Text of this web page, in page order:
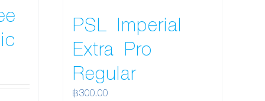
PSL Imperial
Extra Pro
Regular
฿300.00